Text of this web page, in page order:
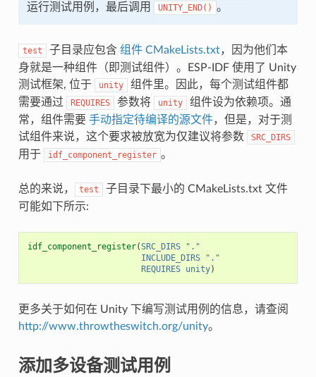
运行测试用例，最后调用
UNITY_END() 。
test 子目录应包含 组件 CMakeLists.txt，因为他们本
身就是一种组件（即测试组件）。ESP-IDF 使用了 Unity
测试框架, 位于
unity
组件里。因此，每个测试组件都
需要通过
REQUIRES 参数将 unity
组件设为依赖项。通
常，组件需要 手动指定待编译的源文件，但是，对于测
试组件来说，这个要求被放宽为仅建议将参数
SRC_DIRS
用于 idf_component_register 。
总的来说， test
子目录下最小的 CMakeLists.txt 文件
可能如下所示:
idf_component_register(SRC_DIRS
"."
INCLUDE_DIRS
"."
REQUIRES unity)
更多关于如何在 Unity 下编写测试用例的信息，请查阅
http://www.throwtheswitch.org/unity。
添加多设备测试用例